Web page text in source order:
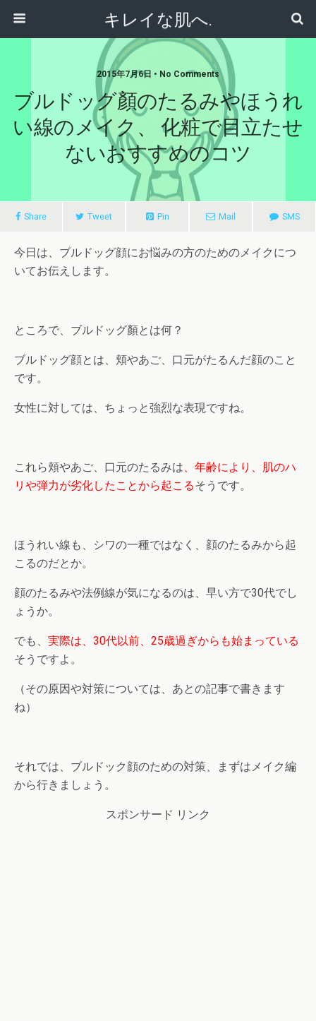
キレイな肌へ.
2015年7月6日 • No Comments
ブルドッグ顏のたるみやほうれ
い線のメイク、 化粧で目立たせ
ないおすすめのコツ
Share Tweet Pin Mail SMS
今日は、ブルドッグ顔にお悩みの方のためのメイクにつ
いてお伝えします。
ところで、ブルドッグ顏とは何？
ブルドッグ顔とは、頬やあご、口元がたるんだ顔のこと
です。
女性に対しては、ちょっと強烈な表現ですね。
これら頬やあご、口元のたるみは、年齢により、肌のハ
リや弾力が劣化したことから起こるそうです。
ほうれい線も、シワの一種ではなく、顔のたるみから起
こるのだとか。
顔のたるみや法例線が気になるのは、早い方で30代でし
ょうか。
でも、 実際は、30代以前、25歳過ぎからも始まっている
そうですよ。
（その原因や対策については、あとの記事で書きます
ね）
それでは、ブルドック顔のための対策、まずはメイク編
から行きましょう。
スポンサード リンク